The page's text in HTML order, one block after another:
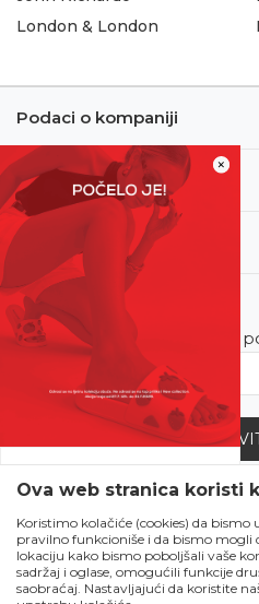
×
SVE UPOLA CIJENE!
Čekanju je kraj!
Počela je omiljena
ljetna akcija u Obući
Metro!
London & London
Podaci o kompaniji
Informacije
Korisnički servis
Newsletter
Budite u toku sa najnovijim
Zapratite nas
Ova web stranica koristi
Koristimo kolačiće (cookies) da bismo
pravilno funkcioniše i da bismo mogli
lokaciju kako bismo poboljšali vaše
sadržaj i oglase, omogućili funkcije
saobraćaj. Nastavljajući da koristite